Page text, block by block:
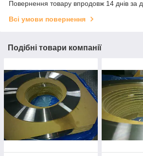
Повернення товару впродовж 14 днів за
Всі умови повернення
Подібні товари компанії